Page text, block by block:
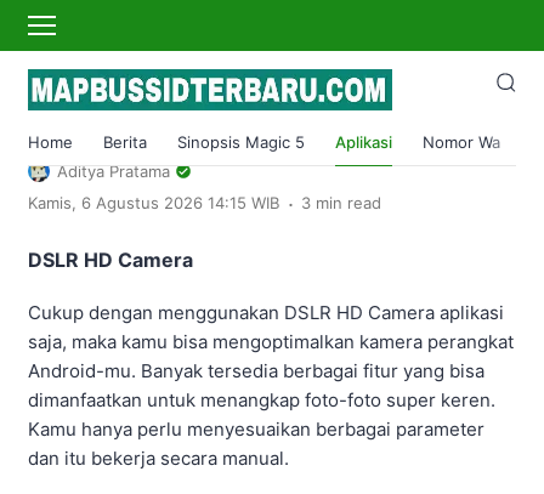
Home Berita Sinopsis Magic 5 Aplikasi Nomor Wa
Home›Aplikasi
Aplikasi Bokeh Playstore No Sensor Bikin
Penasaran
Aditya Pratama
Kamis, 6 Agustus 2026 14:15 WIB . 3 min read
DSLR HD Camera
Cukup dengan menggunakan DSLR HD Camera aplikasi
saja, maka kamu bisa mengoptimalkan kamera perangkat
Android-mu. Banyak tersedia berbagai fitur yang bisa
dimanfaatkan untuk menangkap foto-foto super keren.
Kamu hanya perlu menyesuaikan berbagai parameter
dan itu bekerja secara manual.